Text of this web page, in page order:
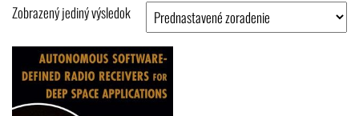
Zobrazený jediný výsledok